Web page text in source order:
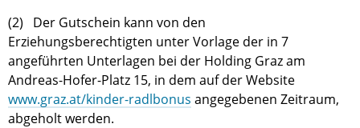
(2) Der Gutschein kann von den
Erziehungsberechtigten unter Vorlage der in 7
angeführten Unterlagen bei der Holding Graz am
Andreas-Hofer-Platz 15, in dem auf der Website
www.graz.at/kinder-radlbonus angegebenen Zeitraum,
abgeholt werden.